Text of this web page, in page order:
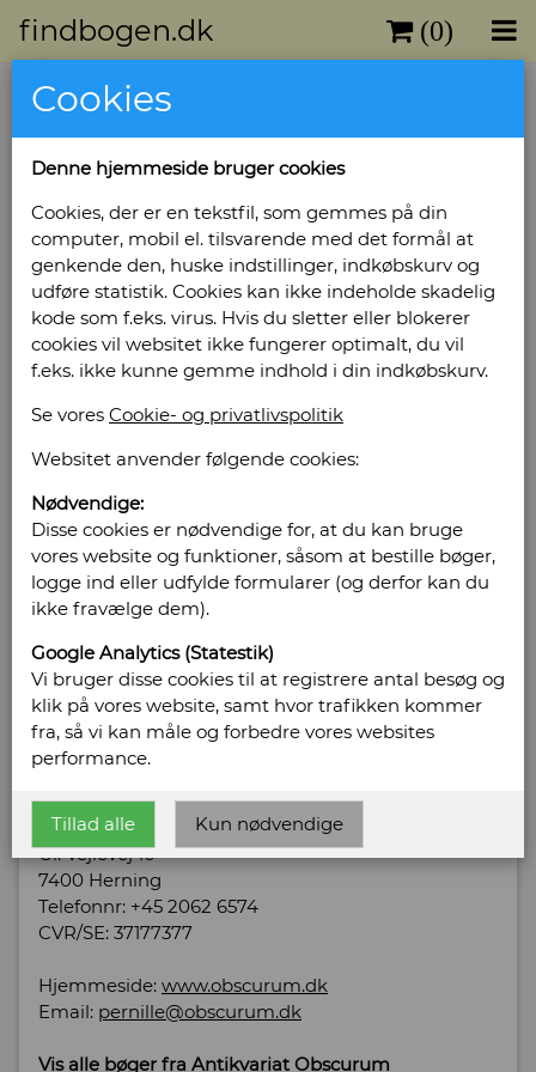
findbogen.dk (0)
Thyrring, Ulla (Red)
Gennem lyngens land - 3
skildringer af de midtjydske
hedeegne
Forlag: Curt Lyth - Udgivet år: 1986 - Antal bind:
1 - Udgave: 1 - Antal sider: 60 - Indbinding:
Hæftet med flapper - Tilstand: Pænt
eksemplar. Omslag lidt gulnet. -
Illustreret sort/hvid. Indhold : Jeppe Aakjær: I
oplysningens Tjeneste, L. Mylius-Erichsen: Den
jydske Hede, før og nu, E. Dalgas: Geographiske
Billeder fra Heden. Ex Libris-mærke.
Pris: Kr. 90,00
Læg i kurv
Sælges af: Antikvariat
Obscurum
Gl. Vejlevej 10
7400 Herning
Telefonnr: +45 2062 6574
CVR/SE: 37177377
Hjemmeside: www.obscurum.dk
Email: pernille@obscurum.dk
Vis alle bøger fra Antikvariat Obscurum
Cookies
Denne hjemmeside bruger cookies
Cookies, der er en tekstfil, som gemmes på din
computer, mobil el. tilsvarende med det formål at
genkende den, huske indstillinger, indkøbskurv og
udføre statistik. Cookies kan ikke indeholde skadelig
kode som f.eks. virus. Hvis du sletter eller blokerer
cookies vil websitet ikke fungerer optimalt, du vil
f.eks. ikke kunne gemme indhold i din indkøbskurv.
Se vores Cookie- og privatlivspolitik
Websitet anvender følgende cookies:
Nødvendige:
Disse cookies er nødvendige for, at du kan bruge
vores website og funktioner, såsom at bestille bøger,
logge ind eller udfylde formularer (og derfor kan du
ikke fravælge dem).
Google Analytics (Statestik)
Vi bruger disse cookies til at registrere antal besøg og
klik på vores website, samt hvor trafikken kommer
fra, så vi kan måle og forbedre vores websites
performance.
Tillad alle Kun nødvendige